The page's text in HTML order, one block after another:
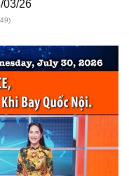
03/26